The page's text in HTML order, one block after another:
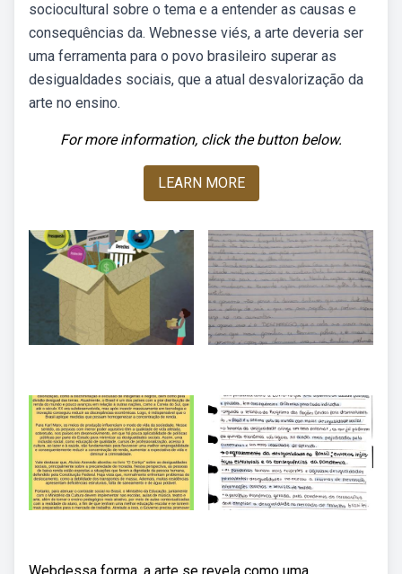
sociocultural sobre o tema e a entender as causas e
consequências da. Webnesse viés, a arte deveria ser
uma ferramenta para o povo brasileiro superar as
desigualdades sociais, que a atual desvalorização da
arte no ensino.
For more information, click the button below.
LEARN MORE